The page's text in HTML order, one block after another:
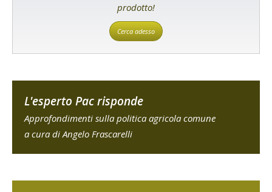
prodotto!
Cerca adesso
L'esperto Pac risponde
Approfondimenti sulla politica agricola comune
a cura di Angelo Frascarelli